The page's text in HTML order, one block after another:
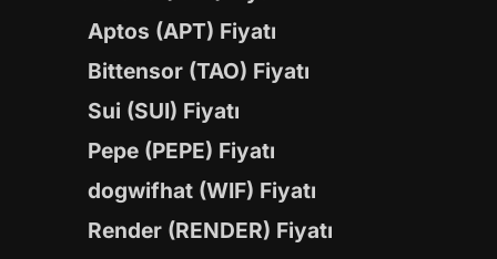
Aptos (APT) Fiyatı
Bittensor (TAO) Fiyatı
Sui (SUI) Fiyatı
Pepe (PEPE) Fiyatı
dogwifhat (WIF) Fiyatı
Render (RENDER) Fiyatı